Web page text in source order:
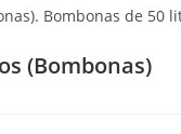
Bombonas de 50
(Bombonas)